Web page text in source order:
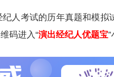
人考试的历年真题和模拟
码进入“演出经纪人优题宝